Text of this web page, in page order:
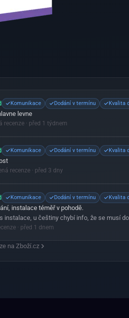
Komunikace Dodání v termínu Kvalita
levne
recenze · před 1 týdnem
Komunikace Dodání v termínu Kvalita
recenze · před 3 dny
Komunikace Dodání v termínu Kvalita
instalace téměř v pohodě.
instalace, u češtiny chybí info, že se musí
· před 1 dnem
na Zboží.cz